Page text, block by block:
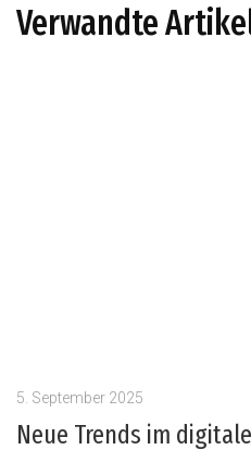
Verwandte
5. September 2025
Neue Trends im